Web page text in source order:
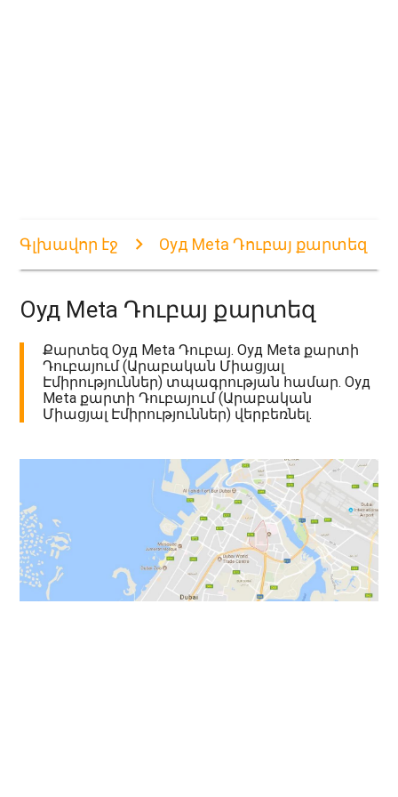
Գլխավոր էջ Оуд Meta Դուբայ քարտեզ
Оуд Meta Դուբայ քարտեզ
Քարտեզ Оуд Meta Դուբայ. Оуд Meta քարտի
Դուբայում (Արաբական Միացյալ
Էմիրություններ) տպագրության համար. Оуд
Meta քարտի Դուբայում (Արաբական
Միացյալ Էմիրություններ) վերբեռնել.